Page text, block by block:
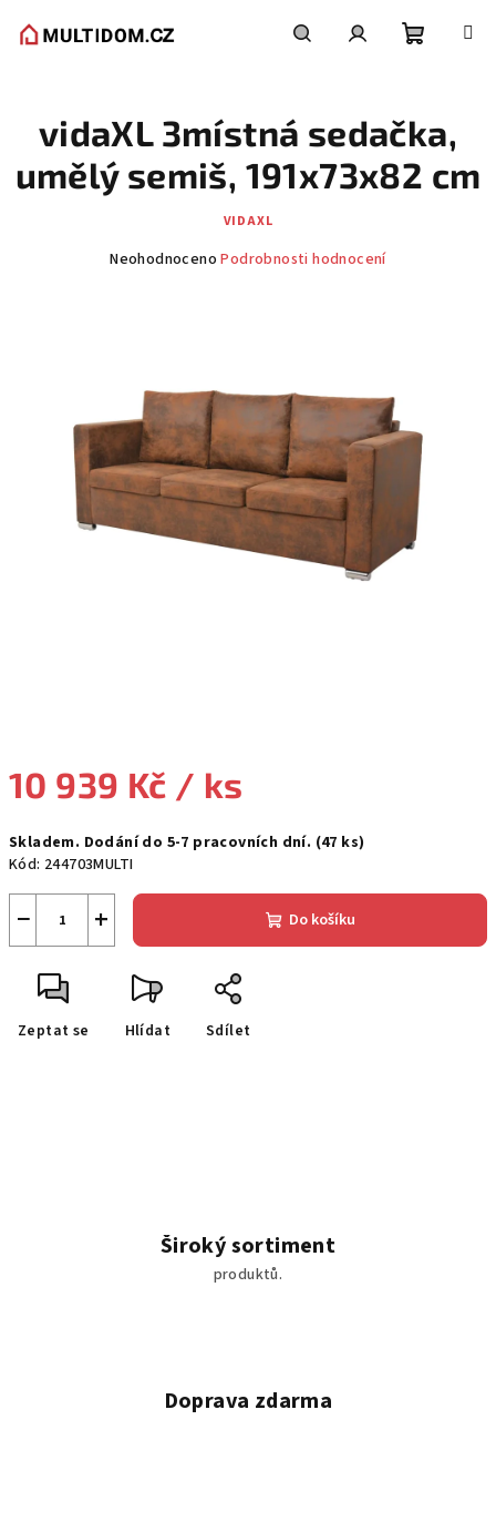
košík
10 939 Kč / ks
cena:
Skladem. Dodání do 5-7 pracovních dní. (47 ks)
Kód: 244703MULTI
+
− Do košíku
Zeptat se Hlídat Sdílet
vidaXL 3místná sedačka,
umělý semiš, 191x73x82 cm
VIDAXL
Průměrné
hvězdiček.
Neohodnoceno Podrobnosti hodnocení
Široký sortiment
produktů.
Doprava zdarma